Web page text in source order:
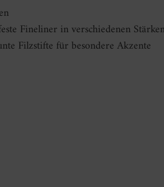
Fineliner in verschiedenen
Filzstifte für besondere Akzente